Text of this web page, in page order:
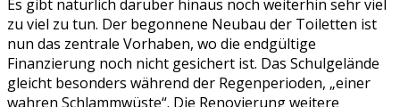
Es gibt natürlich darüber hinaus noch weiterhin sehr viel
zu viel zu tun. Der begonnene Neubau der Toiletten ist
nun das zentrale Vorhaben, wo die endgültige
Finanzierung noch nicht gesichert ist. Das Schulgelände
gleicht besonders während der Regenperioden, „einer
wahren Schlammwüste“. Die Renovierung weitere